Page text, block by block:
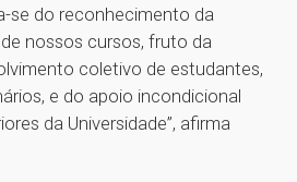
se do reconhecimento da
nossos cursos, fruto da
coletivo de estudantes,
e do apoio incondicional
da Universidade”, afirma